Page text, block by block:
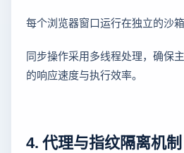
每个浏览器窗口运行在独立的沙
同步操作采用多线程处理，确保
的响应速度与执行效率。
4. 代理与指纹隔离机制